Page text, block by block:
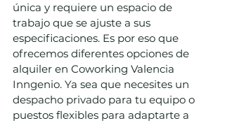
única y requiere un espacio de
trabajo que se ajuste a sus
especificaciones. Es por eso que
ofrecemos diferentes opciones de
alquiler en Coworking Valencia
Inngenio. Ya sea que necesites un
despacho privado para tu equipo o
puestos flexibles para adaptarte a